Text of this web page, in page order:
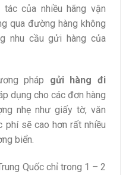
của nhiều hãng vận
qua đường hàng không
nhu cầu gửi hàng của
pháp gửi hàng đi
dụng cho các đơn hàng
nhẹ như giấy tờ, văn
sẽ cao hơn rất nhiều
biển.
Quốc chỉ trong 1 – 2